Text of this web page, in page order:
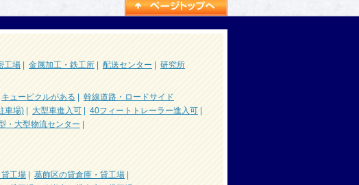
工場 金属加工・鉄工所 配送センター
研究所
キュービクルがある
幹線道路・ロードサイド
車場) 大型車進入可 40フィートトレーラー進入可
・大型物流センター
工場 葛飾区の貸倉庫・貸工場